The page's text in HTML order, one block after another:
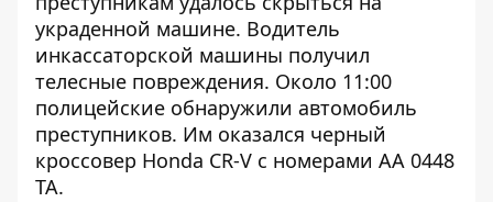
украденной машине. Водитель
инкассаторской машины получил
телесные повреждения. Около 11:00
полицейские обнаружили автомобиль
преступников. Им оказался черный
кроссовер Honda CR-V с номерами АА 0448
ТА.